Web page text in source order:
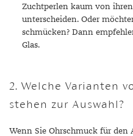
Zuchtperlen kaum von
unterscheiden. Oder
schmücken? Dann
Glas.
2. Welche Varianten
stehen zur Auswahl?
Wenn Sie Ohrschmuck für den